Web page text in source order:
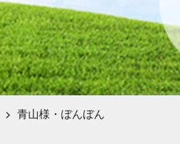
青山様・ぼんぼん